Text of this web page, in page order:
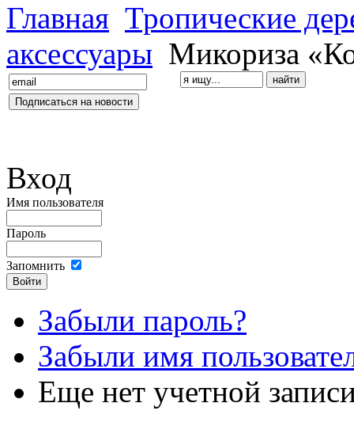
Главная Тропические
аксессуары Микориза
Вход
Имя пользователя
Пароль
Запомнить
Забыли пароль?
Забыли имя
Еще нет учетной